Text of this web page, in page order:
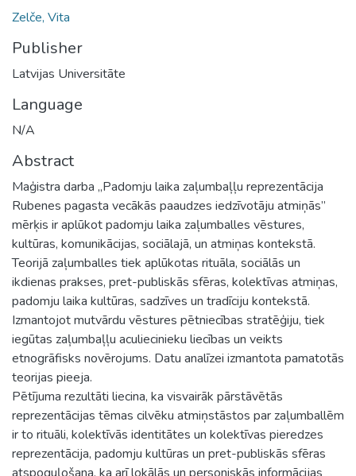
Zelče, Vita
Publisher
Latvijas Universitāte
Language
N/A
Abstract
Maģistra darba „Padomju laika zaļumbaļļu reprezentācija
Rubenes pagasta vecākās paaudzes iedzīvotāju atmiņās”
mērķis ir aplūkot padomju laika zaļumballes vēstures,
kultūras, komunikācijas, sociālajā, un atmiņas kontekstā.
Teorijā zaļumballes tiek aplūkotas rituāla, sociālās un
ikdienas prakses, pret-publiskās sfēras, kolektīvas atmiņas,
padomju laika kultūras, sadzīves un tradīciju kontekstā.
Izmantojot mutvārdu vēstures pētniecības stratēģiju, tiek
iegūtas zaļumbaļļu aculiecinieku liecības un veikts
etnogrāfisks novērojums. Datu analīzei izmantota pamatotās
teorijas pieeja.
Pētījuma rezultāti liecina, ka visvairāk pārstāvētās
reprezentācijas tēmas cilvēku atmiņstāstos par zaļumballēm
ir to rituāli, kolektīvās identitātes un kolektīvas pieredzes
reprezentācija, padomju kultūras un pret-publiskās sfēras